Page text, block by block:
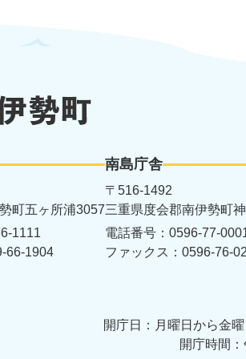
町
町五ヶ所浦3057
1111
66-1904
南島庁舎
〒516-1492
三重県度会郡南伊勢町
電話番号：0596-77-
ファックス：0596-76-
開庁日：月曜日から金
開庁時間